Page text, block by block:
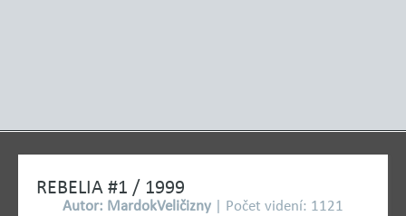
REBELIA #1 / 1999
Autor: MardokVeličizny | Počet videní: 1121